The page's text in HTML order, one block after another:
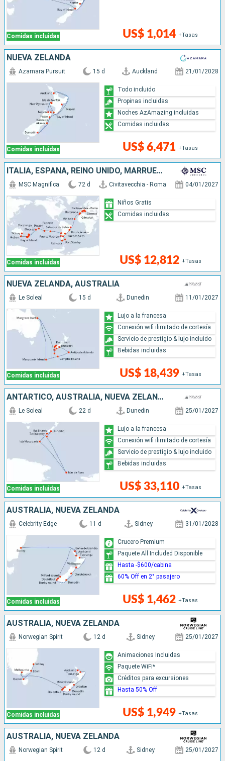
Comidas incluidas US$ 1,014 +Tasas
NUEVA ZELANDA
Comidas incluidas
Azamara Pursuit 15 d Auckland 21/01/2028
US$ 6,471 +Tasas
Todo incluido
Propinas incluidas
Noches AzAmazing incluidas
Comidas incluidas
ITALIA, ESPAÑA, REINO UNIDO, MARRUECOS, CABO VERDE, BRASIL, ARGENTINA, ISLAS MALVINAS, CHILE, FRANCIA, ILES COOK, NUEVA ZELANDA, AUSTRALIA
Comidas incluidas
MSC Magnifica 72 d Civitavecchia - Roma 04/01/2027
US$ 12,812 +Tasas
Niños Gratis
Comidas incluidas
NUEVA ZELANDA, AUSTRALIA
Comidas incluidas
Le Soleal 15 d Dunedin 11/01/2027
US$ 18,439 +Tasas
Lujo a la francesa
Conexión wifi ilimitado de cortesía
Servicio de prestigio & lujo incluido
Bebidas incluidas
ANTÁRTICO, AUSTRALIA, NUEVA ZELANDA
Comidas incluidas
Le Soleal 22 d Dunedin 25/01/2027
US$ 33,110 +Tasas
Lujo a la francesa
Conexión wifi ilimitado de cortesía
Servicio de prestigio & lujo incluido
Bebidas incluidas
AUSTRALIA, NUEVA ZELANDA
Comidas incluidas
Celebrity Edge 11 d Sidney 31/01/2028
US$ 1,462 +Tasas
Crucero Premium
Paquete All Included Disponible
Hasta -$600/cabina
60% Off en 2° pasajero
AUSTRALIA, NUEVA ZELANDA
Comidas incluidas
Norwegian Spirit 12 d Sidney 25/01/2027
US$ 1,949 +Tasas
Animaciones Incluidas
Paquete WiFi*
Créditos para excursiones
Hasta 50% Off
AUSTRALIA, NUEVA ZELANDA
Norwegian Spirit 12 d Sidney 25/01/2027